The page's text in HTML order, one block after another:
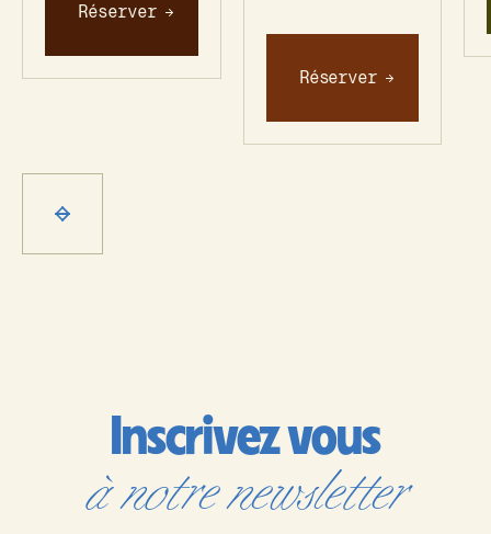
Réserver
Réserver
Inscrivez vous
à notre newsletter